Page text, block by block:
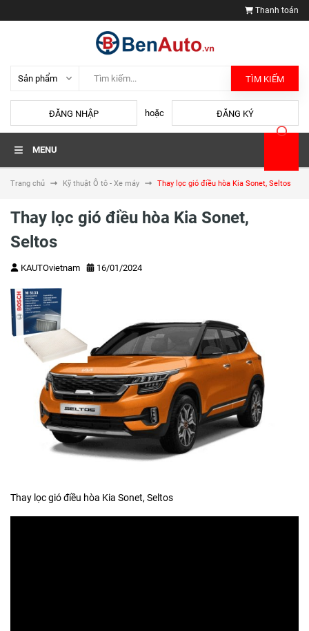
Thanh toán
TÌM KIẾM
ĐĂNG NHẬP hoặc ĐĂNG KÝ
MENU
Trang chủ Kỹ thuật Ô tô - Xe máy Thay lọc gió điều hòa Kia Sonet, Seltos
Thay lọc gió điều hòa Kia Sonet,
Seltos
KAUTOvietnam 16/01/2024
Thay lọc gió điều hòa Kia Sonet, Seltos